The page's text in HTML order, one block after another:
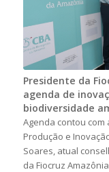
Presidente da
agenda de
biodiversidade
Agenda contou
Produção e
Soares, atual
da Fiocruz